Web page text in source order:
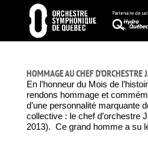
HOMMAGE AU CHEF D’ORCHESTRE
En l’honneur du Mois de
rendons hommage et
d’une personnalité marquante
collective : le chef d’orchestre
2013). Ce grand homme a su